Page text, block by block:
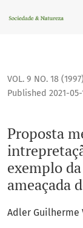
Proposta
VOL. 9 NO. 18 (1997)
Proposta
exemplo
ameaçada
Published 2021-05-
Adler Guilherme